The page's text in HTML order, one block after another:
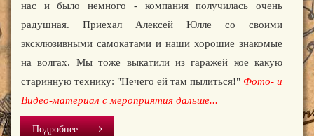
нас и было немного - компания получилась очень
радушная. Приехал Алексей Юлле со своими
эксклюзивными самокатами и наши хорошие знакомые
на волгах. Мы тоже выкатили из гаражей кое какую
старинную технику: "Нечего ей там пылиться!" Фото- и
Видео-материал с мероприятия дальше...
Подробнее ...